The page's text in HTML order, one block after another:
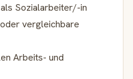
Sozialarbeiter/-in
vergleichbare
Arbeits- und